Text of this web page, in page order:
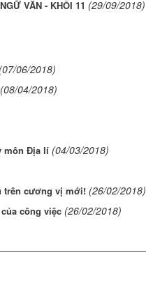
VĂN - KHỐI 11 (29/09/2018)
(07/06/2018)
(08/04/2018)
môn Địa lí (04/03/2018)
trên cương vị mới! (26/02/2018)
công việc (26/02/2018)